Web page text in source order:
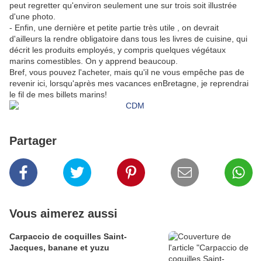
peut regretter qu'environ seulement une sur trois soit illustrée
d'une photo.
- Enfin, une dernière et petite partie très utile , on devrait
d'ailleurs la rendre obligatoire dans tous les livres de cuisine, qui
décrit les produits employés, y compris quelques végétaux
marins comestibles. On y apprend beaucoup.
Bref, vous pouvez l'acheter, mais qu'il ne vous empêche pas de
revenir ici, lorsqu'après mes vacances enBretagne, je reprendrai
le fil de mes billets marins!
Partager
Vous aimerez aussi
Carpaccio de coquilles Saint-
Jacques, banane et yuzu